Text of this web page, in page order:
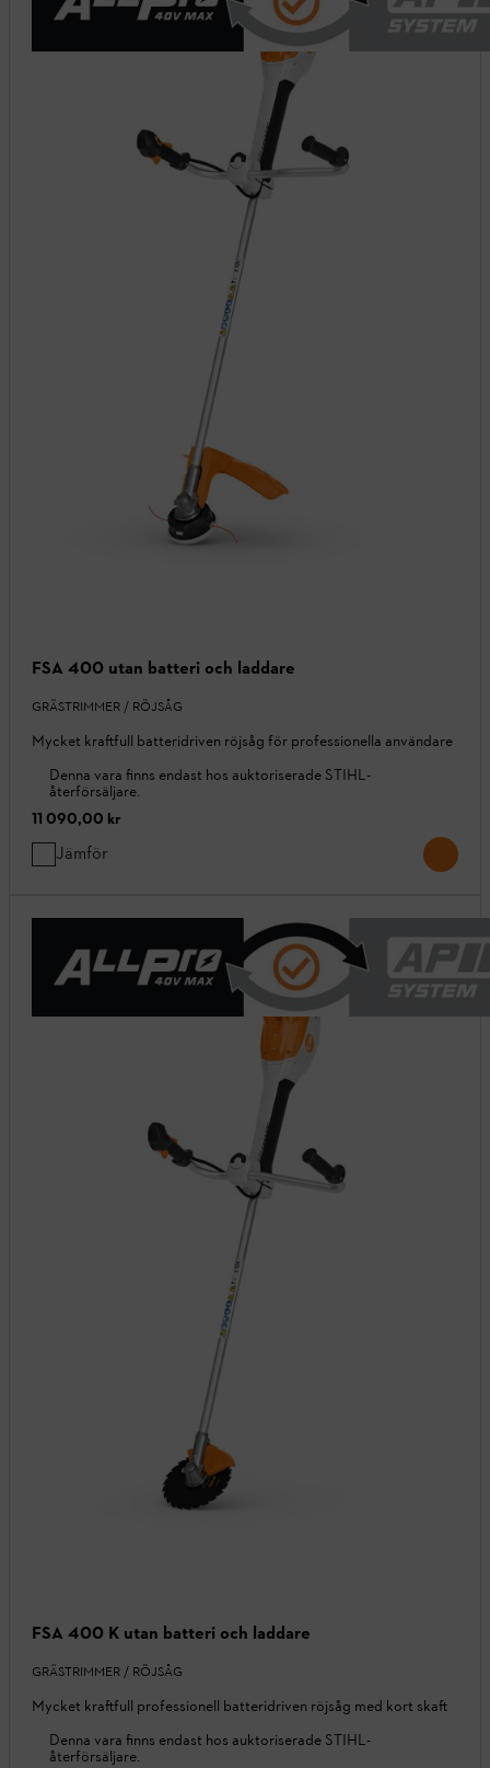
FSA 400 utan batteri och laddare
GRÄSTRIMMER / RÖJSÅG
Mycket kraftfull batteridriven röjsåg för professionella användare
Denna vara finns endast hos auktoriserade STIHL-
återförsäljare.
11 090,00 kr
Jämför
FSA 400 K utan batteri och laddare
GRÄSTRIMMER / RÖJSÅG
Mycket kraftfull professionell batteridriven röjsåg med kort skaft
Denna vara finns endast hos auktoriserade STIHL-
återförsäljare.